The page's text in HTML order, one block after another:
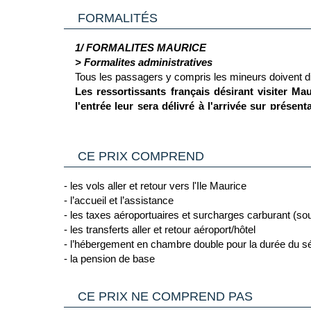
FORMALITÉS
1/ FORMALITES MAURICE
> Formalites administratives
Tous les passagers y compris les mineurs doivent
Les ressortissants français désirant visiter
l'entrée leur sera délivré à l'arrivée sur
retour. Des justificatifs de lieu de séjour et de
(Source France Diplomatie le 09/07/26)
Vous trouverez des informations plus complètes
Cliquant ici.
2/ GENERALITES
Passeport & Carte Nationale d'Identité
pays de destination.
Carte nationale d'identité expirée- il est possible
d'Union Européenne ou de l'Espace Schengen,
C’est pourquoi il est impératif de privilégier un
Voyageurs mineurs voyageant seul: les formalités
CE PRIX COMPREND
- les vols aller et retour vers l'Ile Maurice
- l’accueil et l’assistance
- les taxes aéroportuaires et surcharges carburant
- les transferts aller et retour aéroport/hôtel
- l’hébergement en chambre double pour la durée du
- la pension de base
CE PRIX NE COMPREND PAS